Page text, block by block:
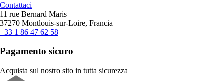
Contattaci
11 rue Bernard Maris
37270 Montlouis-sur-Loire, Francia
+33 1 86 47 62 58
Pagamento sicuro
Acquista sul nostro sito in tutta sicurezza